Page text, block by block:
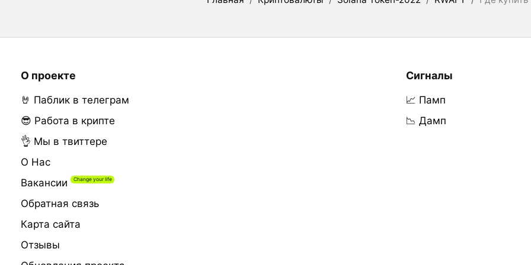
О проекте
🤘 Паблик в телеграм
😎 Работа в крипте
👌 Мы в твиттере
О Нас
Вакансии
Обратная связь
Карта сайта
Отзывы
Сигналы
📈 Памп
📉 Дамп